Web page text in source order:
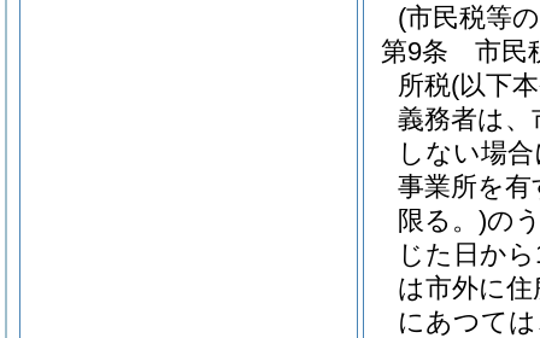
(市民税等
第9条
市民
所税(以下
義務者は、
しない場
事業所を有
限る。)の
じた日か
は市外に
にあつて